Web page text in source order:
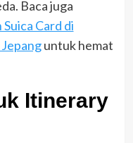
Baca juga
Card di
untuk hemat
Itinerary